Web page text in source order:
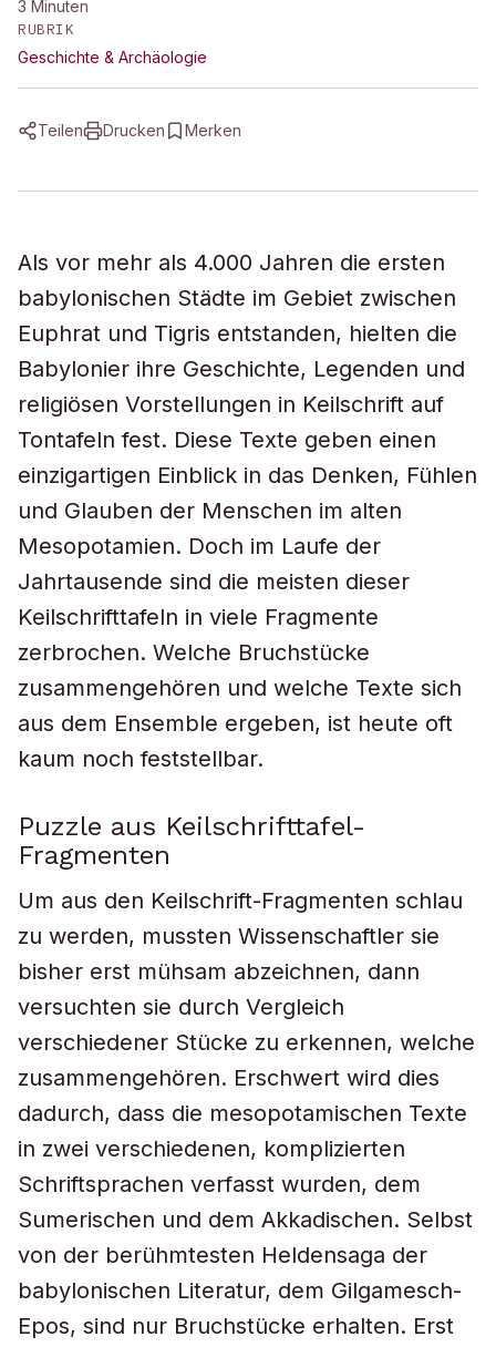
3 Minuten
RUBRIK
Geschichte & Archäologie
Teilen Drucken Merken
Als vor mehr als 4.000 Jahren die ersten
babylonischen Städte im Gebiet zwischen
Euphrat und Tigris entstanden, hielten die
Babylonier ihre Geschichte, Legenden und
religiösen Vorstellungen in Keilschrift auf
Tontafeln fest. Diese Texte geben einen
einzigartigen Einblick in das Denken, Fühlen
und Glauben der Menschen im alten
Mesopotamien. Doch im Laufe der
Jahrtausende sind die meisten dieser
Keilschrifttafeln in viele Fragmente
zerbrochen. Welche Bruchstücke
zusammengehören und welche Texte sich
aus dem Ensemble ergeben, ist heute oft
kaum noch feststellbar.
Puzzle aus Keilschrifttafel-
Fragmenten
Um aus den Keilschrift-Fragmenten schlau
zu werden, mussten Wissenschaftler sie
bisher erst mühsam abzeichnen, dann
versuchten sie durch Vergleich
verschiedener Stücke zu erkennen, welche
zusammengehören. Erschwert wird dies
dadurch, dass die mesopotamischen Texte
in zwei verschiedenen, komplizierten
Schriftsprachen verfasst wurden, dem
Sumerischen und dem Akkadischen. Selbst
von der berühmtesten Heldensaga der
babylonischen Literatur, dem Gilgamesch-
Epos, sind nur Bruchstücke erhalten. Erst